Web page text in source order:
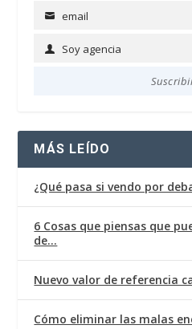
Email email
Soy
Soy agencia
MÁS LEÍDO
¿Qué pasa si vendo por
6 Cosas que piensas que
de…
Nuevo valor de referencia
Cómo eliminar las malas